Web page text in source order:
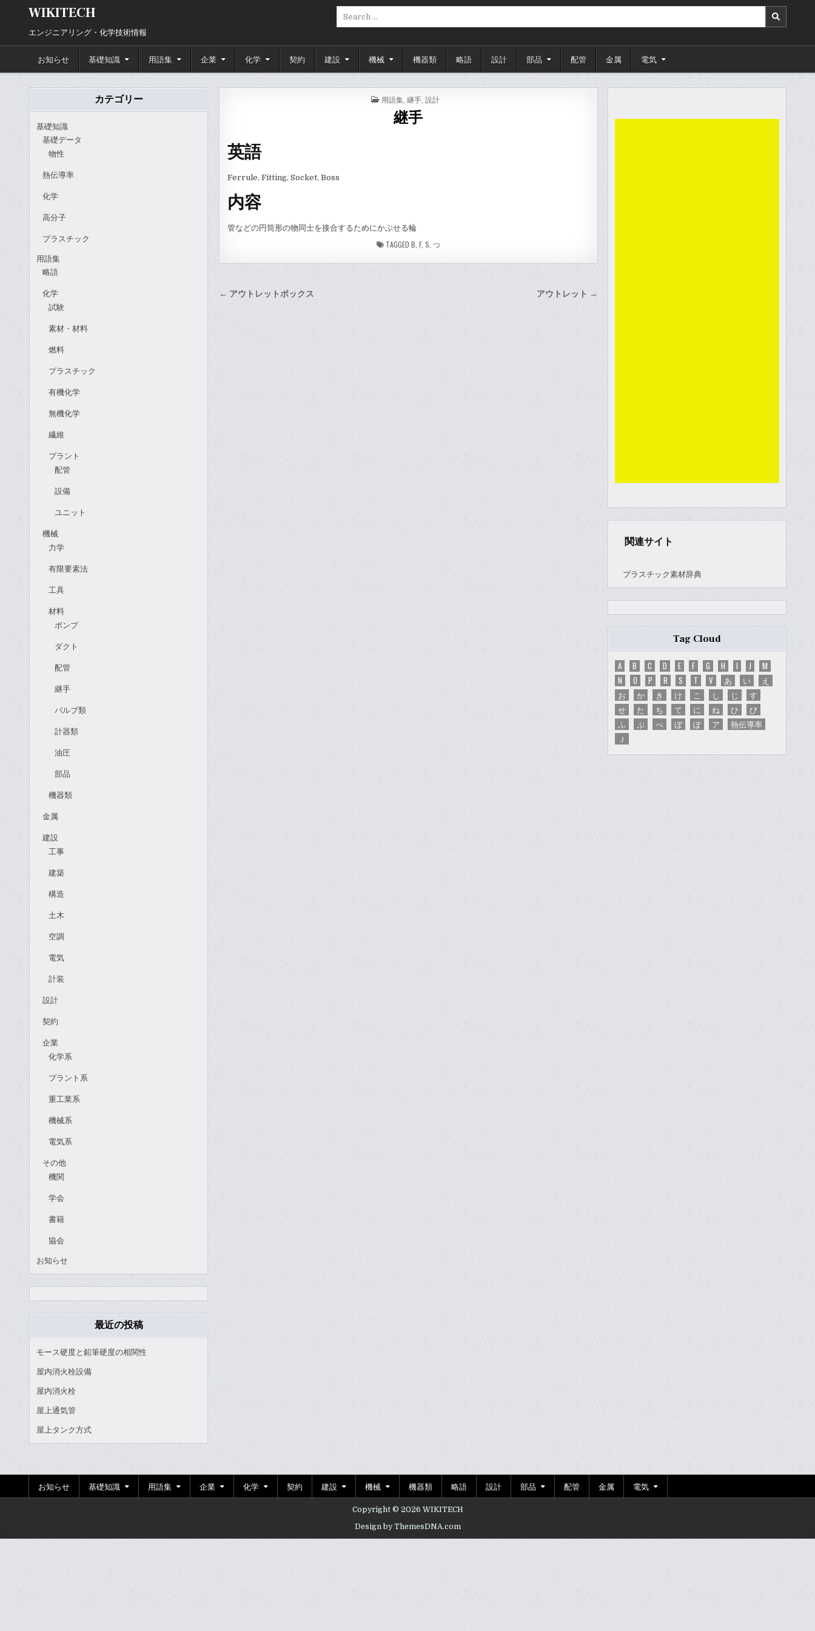
WIKITECH
エンジニアリング・化学技術情報
お知らせ 基礎知識 用語集 企業 化学 契約 建設 機械 機器類 略語 設計 部品 配管 金属 電気
カテゴリー
基礎知識
基礎データ
物性
熱伝導率
化学
高分子
プラスチック
用語集
略語
化学
試験
素材・材料
燃料
プラスチック
有機化学
無機化学
繊維
プラント
配管
設備
ユニット
機械
力学
有限要素法
工具
材料
ポンプ
ダクト
配管
継手
バルブ類
計器類
油圧
部品
機器類
金属
建設
工事
建築
構造
土木
空調
電気
計装
設計
契約
企業
化学系
プラント系
重工業系
機械系
電気系
その他
機関
学会
書籍
協会
お知らせ
最近の投稿
モース硬度と鉛筆硬度の相関性
屋内消火栓設備
屋内消火栓
屋上通気管
屋上タンク方式
POSTED
IN
用語集, 継手, 設計
継手
英語
Ferrule, Fitting, Socket, Boss
内容
管などの円筒形の物同士を接合するためにかぶせる輪
TAGGED B F, S つ
投 アウトレット →
← アウトレットボックス
関連サイト
プラスチック素材辞典
Tag Cloud
A B C D E F G H I J
M
N
O P R S T V あ い
え
お
か き け こ し じ
す
せ
た ち て に ね ひ
び
ふ
ぷ べ ぼ ぽ ア
熱伝導率
Ｊ
お知らせ 基礎知識 用語集 企業 化学 契約 建設 機械 機器類 略語 設計 部品 配管 金属 電気
Copyright © 2026 WIKITECH
Design by ThemesDNA.com